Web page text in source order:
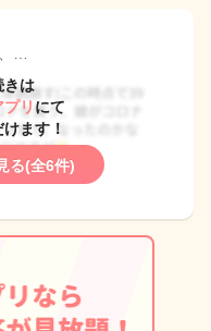
…
きは
リ にて
ます！
る(全6件)